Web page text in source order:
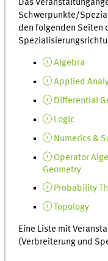
Das
Schwerpunkte/
den folgenden Seiten
Algebra
Applied
Differential
Logic
Numerics &
Operator
Geometry
Probability
Topology
Eine Liste mit
(Verbreiterung und